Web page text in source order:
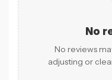
No
No reviews
adjusting or